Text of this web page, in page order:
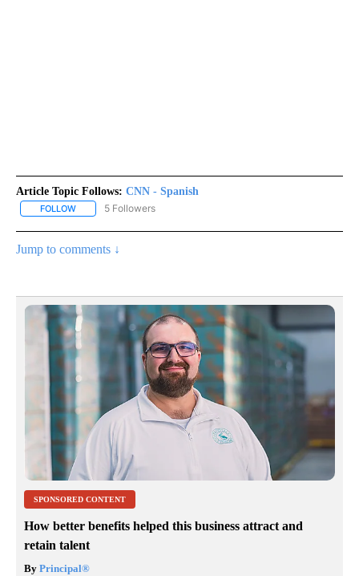
Article Topic Follows: CNN - Spanish
FOLLOW FOLLOW "CNN - SPANISH" TO RECEIVE NOTIFICATIONS ABOUT
5 Followers
Jump to comments ↓
SPONSORED CONTENT
How better benefits helped this business attract and
retain talent
By Principal®